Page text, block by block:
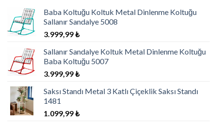
Baba Koltuğu Koltuk Metal Dinlenme Koltuğu
Sallanır Sandalye 5008
3.999,99₺
Sallanır Sandalye Koltuk Metal Dinlenme Koltuğu
Baba Koltuğu 5007
3.999,99₺
Saksı Standı Metal 3 Katlı Çiçeklik Saksı Standı
1481
1.099,99₺